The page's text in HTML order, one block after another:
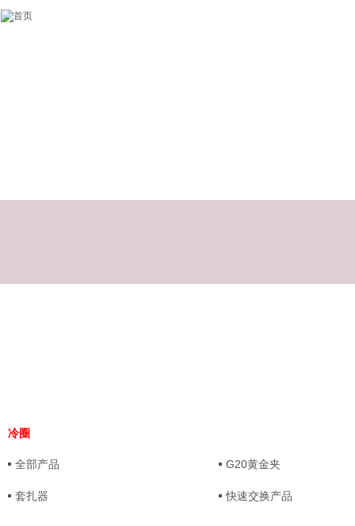
冷圈
全部产品 G20黄金夹
套扎器 快速交换产品